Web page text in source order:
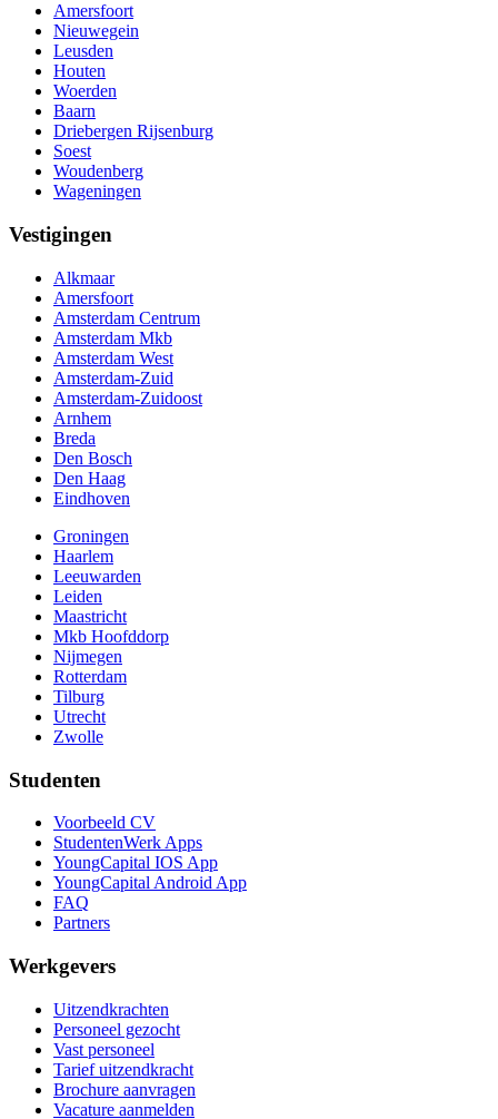
Amersfoort
Nieuwegein
Leusden
Houten
Woerden
Baarn
Driebergen Rijsenburg
Soest
Woudenberg
Wageningen
Vestigingen
Alkmaar
Amersfoort
Amsterdam Centrum
Amsterdam Mkb
Amsterdam West
Amsterdam-Zuid
Amsterdam-Zuidoost
Arnhem
Breda
Den Bosch
Den Haag
Eindhoven
Groningen
Haarlem
Leeuwarden
Leiden
Maastricht
Mkb Hoofddorp
Nijmegen
Rotterdam
Tilburg
Utrecht
Zwolle
Studenten
Voorbeeld CV
StudentenWerk Apps
YoungCapital IOS App
YoungCapital Android App
FAQ
Partners
Werkgevers
Uitzendkrachten
Personeel gezocht
Vast personeel
Tarief uitzendkracht
Brochure aanvragen
Vacature aanmelden